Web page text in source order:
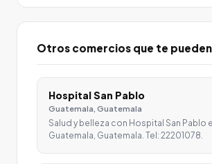
Otros comercios que te
Hospital San Pablo
Guatemala, Guatemala
Salud y belleza con Hospital San Pablo
Guatemala, Guatemala. Tel: 22201078.